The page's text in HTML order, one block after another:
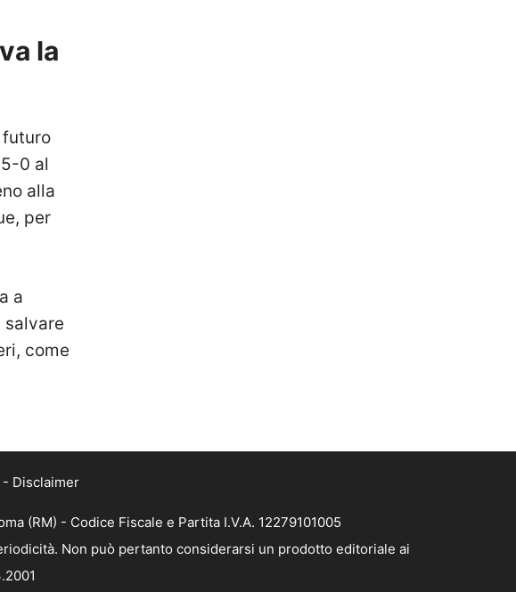
la
futuro
0 al
alla
per
a
salvare
come
- Disclaimer
(RM) - Codice Fiscale e Partita I.V.A. 12279101005
Non può pertanto considerarsi un prodotto editoriale ai